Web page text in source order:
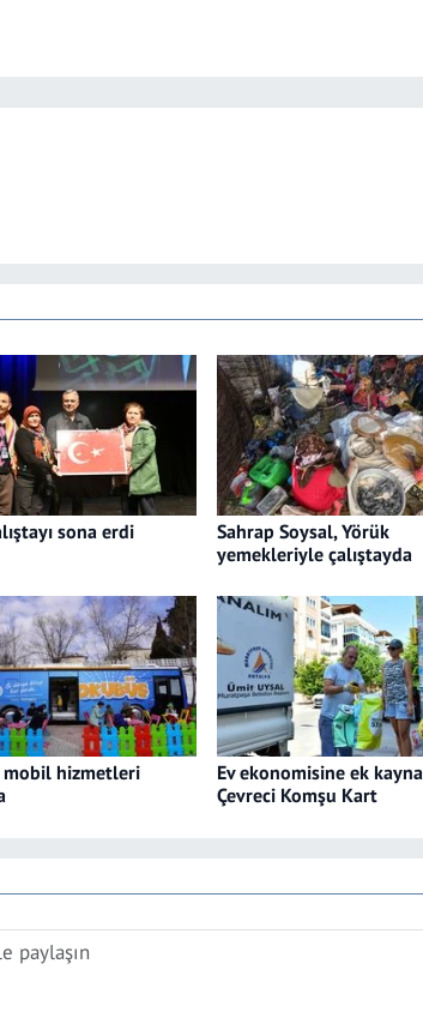
sona erdi
Sahrap Soysal, Yörük
yemekleriyle çalıştayda
mobil hizmetleri
Ev ekonomisine ek
Çevreci Komşu Kart